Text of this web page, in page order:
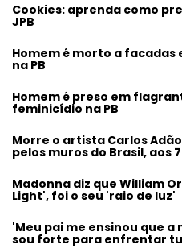
Cookies: aprenda como
JPB
Homem é morto a
na PB
Homem é preso em
feminicídio na PB
Morre o artista Carlos
pelos muros do Brasil, aos
Madonna diz que William
Light', foi o seu 'raio de luz'
'Meu pai me ensinou que a
sou forte para enfrentar